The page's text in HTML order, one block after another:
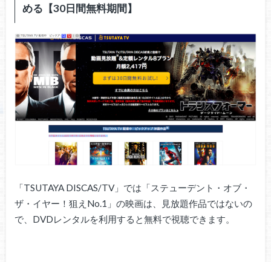
める【30日間無料期間】
「TSUTAYA DISCAS/TV」では「ステューデント・オブ・
ザ・イヤー！狙えNo.1」の映画は、見放題作品ではないの
で、DVDレンタルを利用すると無料で視聴できます。